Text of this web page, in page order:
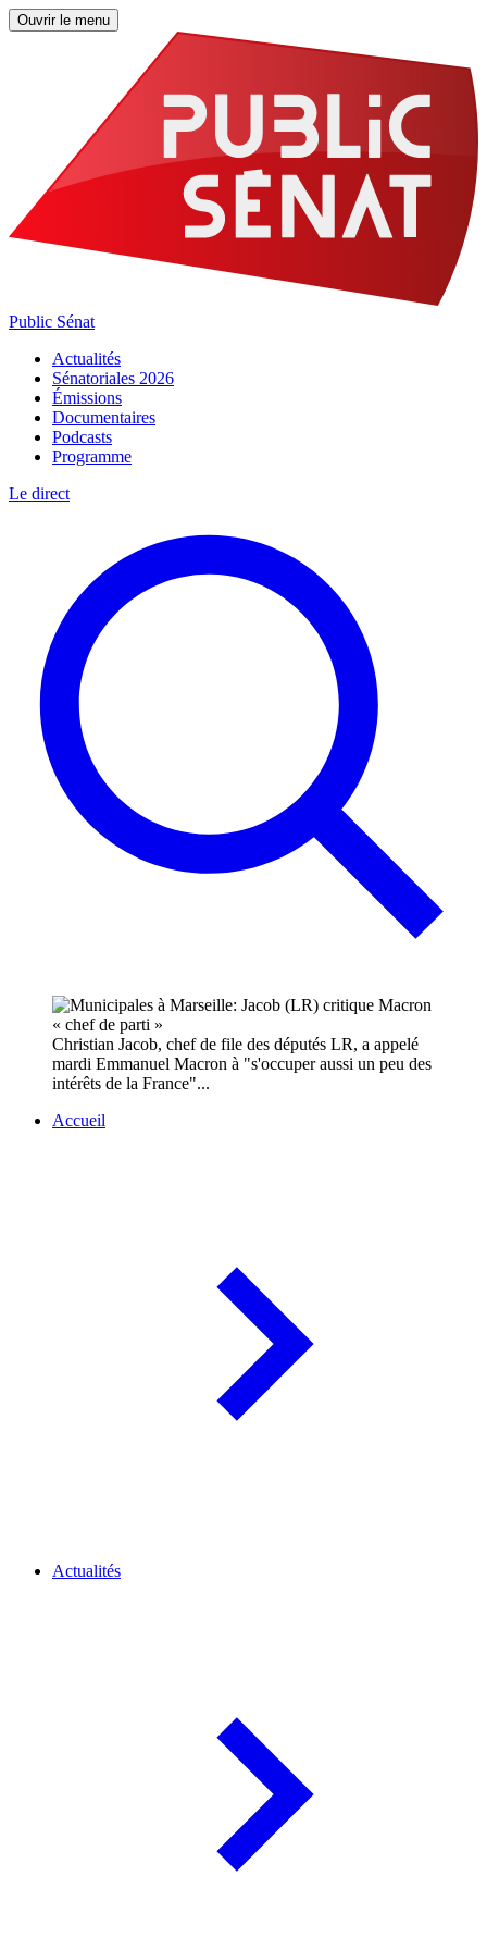
Ouvrir le menu
Public Sénat
Actualités
Sénatoriales 2026
Émissions
Documentaires
Podcasts
Programme
Le direct
Christian Jacob, chef de file des députés LR, a appelé
mardi Emmanuel Macron à "s'occuper aussi un peu des
intérêts de la France"...
Accueil
Actualités